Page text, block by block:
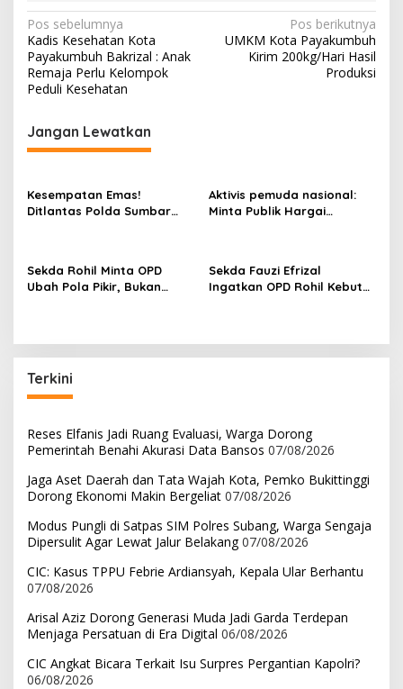
N
a
v
i
g
a
i
s
Pos sebelumnya
Kadis Kesehatan Kota
Payakumbuh Bakrizal : Anak
Remaja Perlu Kelompok
Peduli Kesehatan
Pos berikutnya
UMKM Kota Payakumbuh
Kirim 200kg/Hari Hasil
Produksi
Jangan Lewatkan
Kesempatan Emas!
Ditlantas Polda Sumbar
Aktivis pemuda nasional:
Minta Publik Hargai
Sekda Rohil Minta OPD
Ubah Pola Pikir, Bukan
Sekda Fauzi Efrizal
Ingatkan OPD Rohil Kebut
Terkini
Reses Elfanis Jadi Ruang Evaluasi, Warga Dorong
Pemerintah Benahi Akurasi Data Bansos 07/08/2026
Jaga Aset Daerah dan Tata Wajah Kota, Pemko Bukittinggi
Dorong Ekonomi Makin Bergeliat 07/08/2026
Modus Pungli di Satpas SIM Polres Subang, Warga Sengaja
Dipersulit Agar Lewat Jalur Belakang 07/08/2026
CIC: Kasus TPPU Febrie Ardiansyah, Kepala Ular Berhantu
07/08/2026
Arisal Aziz Dorong Generasi Muda Jadi Garda Terdepan
Menjaga Persatuan di Era Digital 06/08/2026
CIC Angkat Bicara Terkait Isu Surpres Pergantian Kapolri?
06/08/2026